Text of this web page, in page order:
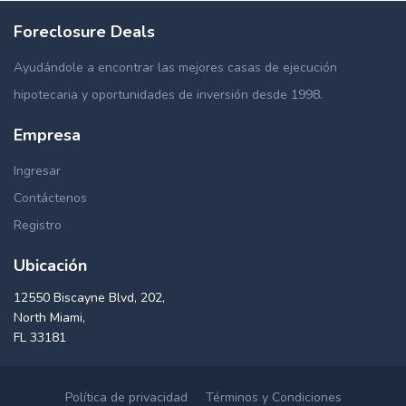
Foreclosure Deals
Ayudándole a encontrar las mejores casas de ejecución
hipotecaria y oportunidades de inversión desde 1998.
Empresa
Ingresar
Contáctenos
Registro
Ubicación
12550 Biscayne Blvd, 202,
North Miami,
FL 33181
Política de privacidad Términos y Condiciones